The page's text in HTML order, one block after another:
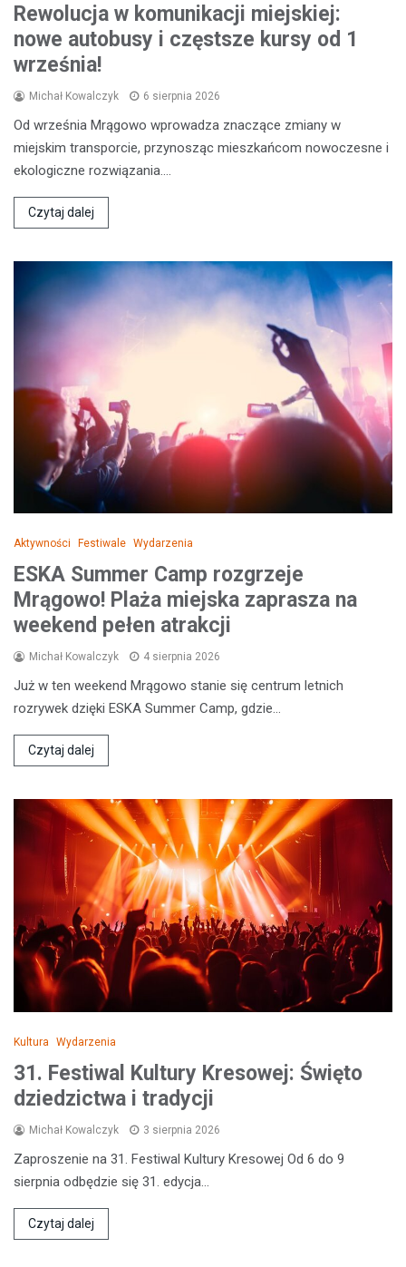
Rewolucja w komunikacji miejskiej:
nowe autobusy i częstsze kursy od 1
września!
Michał Kowalczyk 6 sierpnia 2026
Od września Mrągowo wprowadza znaczące zmiany w
miejskim transporcie, przynosząc mieszkańcom nowoczesne i
ekologiczne rozwiązania.…
Czytaj dalej
Aktywności Festiwale Wydarzenia
ESKA Summer Camp rozgrzeje
Mrągowo! Plaża miejska zaprasza na
weekend pełen atrakcji
Michał Kowalczyk 4 sierpnia 2026
Już w ten weekend Mrągowo stanie się centrum letnich
rozrywek dzięki ESKA Summer Camp, gdzie…
Czytaj dalej
Kultura Wydarzenia
31. Festiwal Kultury Kresowej: Święto
dziedzictwa i tradycji
Michał Kowalczyk 3 sierpnia 2026
Zaproszenie na 31. Festiwal Kultury Kresowej Od 6 do 9
sierpnia odbędzie się 31. edycja…
Czytaj dalej